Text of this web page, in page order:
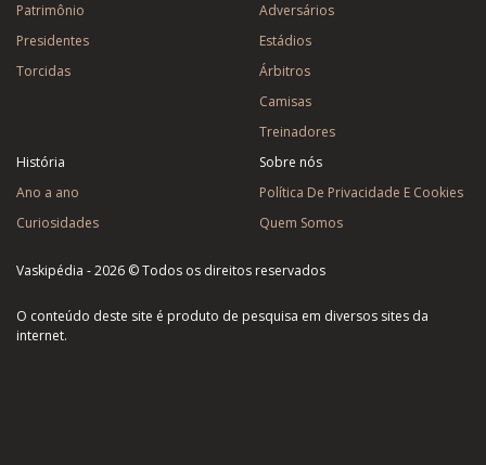
Patrimônio
Presidentes
Torcidas
Adversários
Estádios
Árbitros
Camisas
Treinadores
História
Ano a ano
Curiosidades
Sobre nós
Política De Privacidade E Cookies
Quem Somos
Vaskipédia - 2026 © Todos os direitos reservados
O conteúdo deste site é produto de pesquisa em diversos sites da
internet.